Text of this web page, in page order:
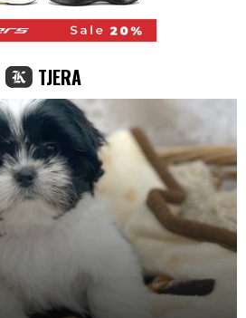
TJERA